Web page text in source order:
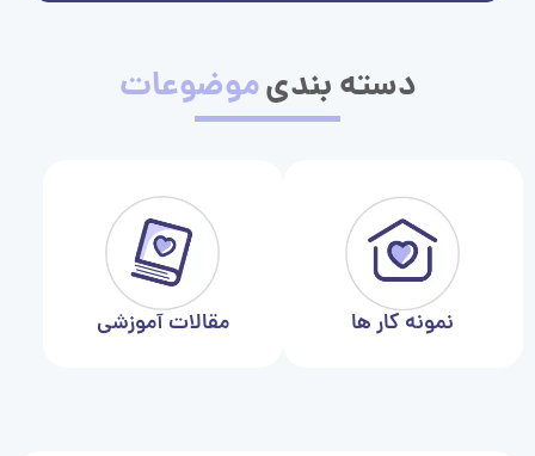
دسته بندیموضوعات
نمونه کار ها مقالات آموزشی